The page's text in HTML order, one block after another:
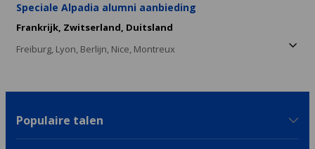
Speciale Alpadia alumni aanbieding
Frankrijk, Zwitserland, Duitsland
Freiburg, Lyon, Berlijn, Nice, Montreux
Populaire talen